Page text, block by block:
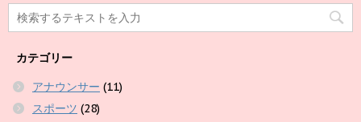
カテゴリー
アナウンサー (11)
スポーツ (28)